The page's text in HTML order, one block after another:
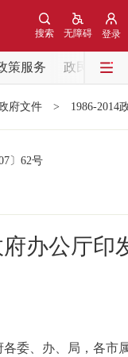
登录
无障碍
搜索
策服务
政民互动
府文件 > 1986-2014
〕 62号
办公厅印
委、办、局，各市